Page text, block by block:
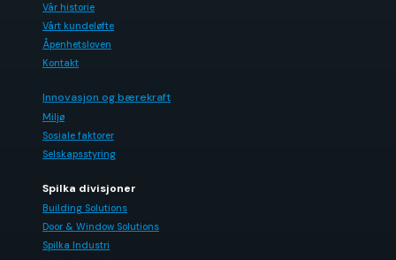
Vår historie
Vårt kundeløfte
Åpenhetsloven
Kontakt
Innovasjon og bærekraft
Miljø
Sosiale faktorer
Selskapsstyring
Spilka divisjoner
Building Solutions
Door & Window Solutions
Spilka Industri